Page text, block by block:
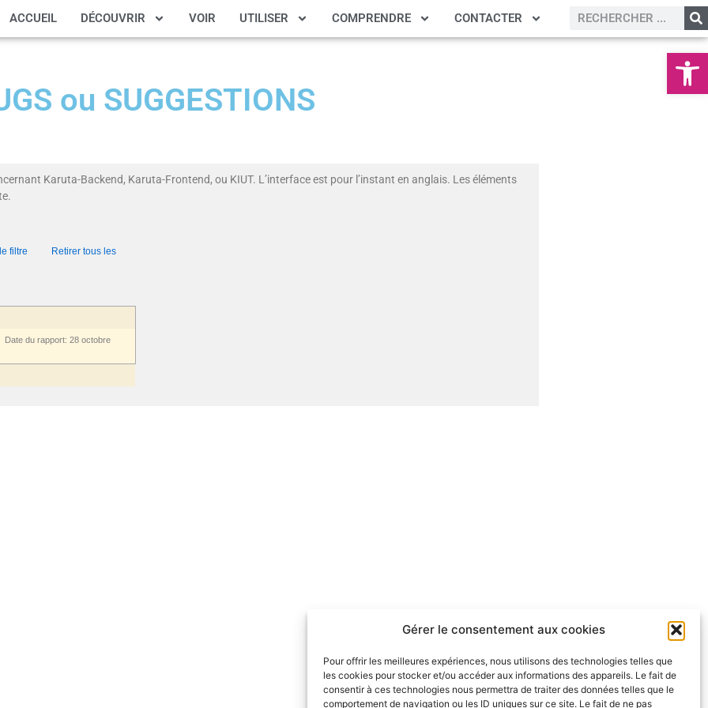
Ouvrir
Gérer le consentement aux cookies
Pour offrir les meilleures expériences, nous utilisons des technologies telles que
les cookies pour stocker et/ou accéder aux informations des appareils. Le fait de
consentir à ces technologies nous permettra de traiter des données telles que le
comportement de navigation ou les ID uniques sur ce site. Le fait de ne pas
ACCUEIL DÉCOUVRIR VOIR UTILISER COMPRENDRE CONTACTER
ou SUGGESTIONS
Karuta-Backend, Karuta-Frontend, ou KIUT. L’interface est pour l’instant en anglais. Les éléments
filtre
Retirer tous les
du rapport: 28 octobre